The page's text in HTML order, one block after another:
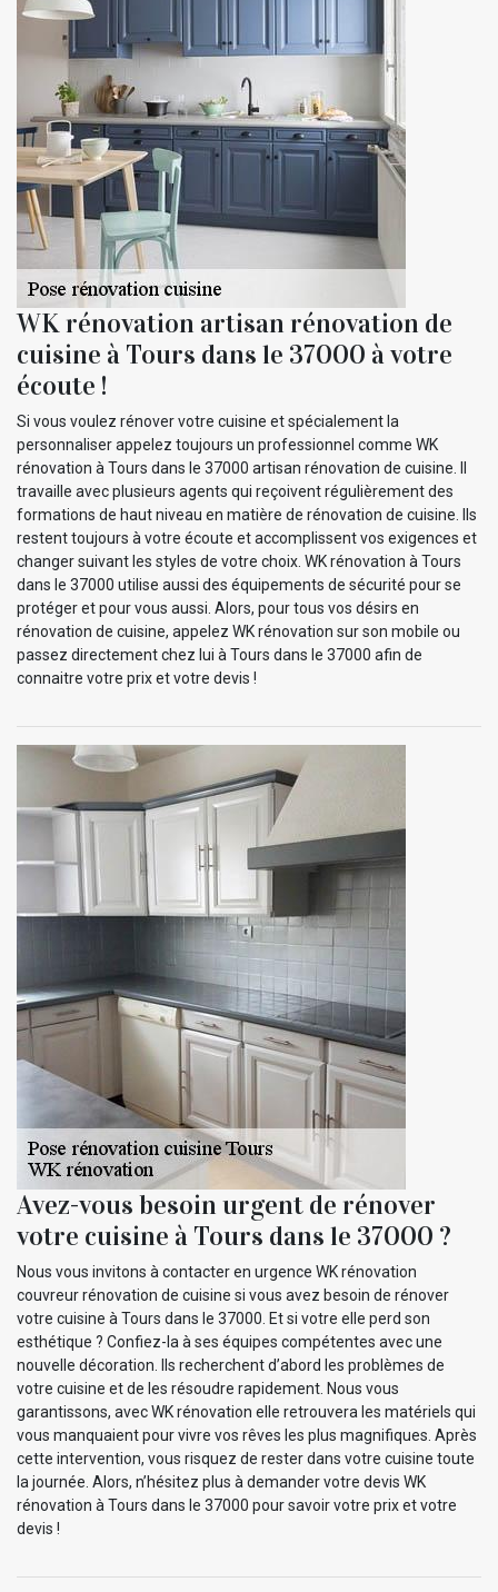
WK rénovation artisan rénovation de
cuisine à Tours dans le 37000 à votre
écoute !
Si vous voulez rénover votre cuisine et spécialement la
personnaliser appelez toujours un professionnel comme WK
rénovation à Tours dans le 37000 artisan rénovation de cuisine. Il
travaille avec plusieurs agents qui reçoivent régulièrement des
formations de haut niveau en matière de rénovation de cuisine. Ils
restent toujours à votre écoute et accomplissent vos exigences et
changer suivant les styles de votre choix. WK rénovation à Tours
dans le 37000 utilise aussi des équipements de sécurité pour se
protéger et pour vous aussi. Alors, pour tous vos désirs en
rénovation de cuisine, appelez WK rénovation sur son mobile ou
passez directement chez lui à Tours dans le 37000 afin de
connaitre votre prix et votre devis !
Avez-vous besoin urgent de rénover
votre cuisine à Tours dans le 37000 ?
Nous vous invitons à contacter en urgence WK rénovation
couvreur rénovation de cuisine si vous avez besoin de rénover
votre cuisine à Tours dans le 37000. Et si votre elle perd son
esthétique ? Confiez-la à ses équipes compétentes avec une
nouvelle décoration. Ils recherchent d’abord les problèmes de
votre cuisine et de les résoudre rapidement. Nous vous
garantissons, avec WK rénovation elle retrouvera les matériels qui
vous manquaient pour vivre vos rêves les plus magnifiques. Après
cette intervention, vous risquez de rester dans votre cuisine toute
la journée. Alors, n’hésitez plus à demander votre devis WK
rénovation à Tours dans le 37000 pour savoir votre prix et votre
devis !